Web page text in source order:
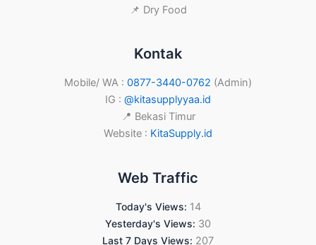
📌 Dry Food
Kontak
Mobile/ WA : 0877-3440-0762 (Admin)
IG : @kitasupplyyaa.id
📍 Bekasi Timur
Website : KitaSupply.id
Web Traffic
Today's Views: 14
Yesterday's Views: 30
Last 7 Days Views: 207